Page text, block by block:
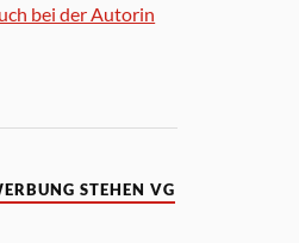
bei der Autorin
STEHEN VG